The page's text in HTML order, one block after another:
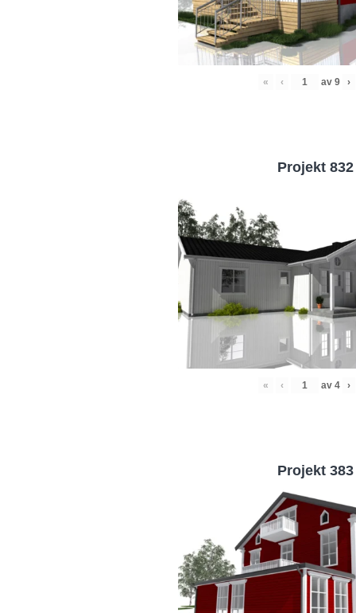
« ‹ av 9 ›
Projekt 832
« ‹ av 4 ›
Projekt 383